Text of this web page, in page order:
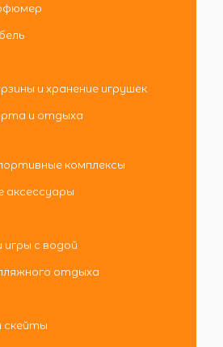
и хранение игрушек
и отдыха
комплексы
аксессуары
игры с водой
отдыха
скейты